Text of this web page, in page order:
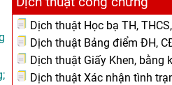
Dịch thuật Học bạ TH,
Dịch thuật Bảng điểm ĐH,
Dịch thuật Giấy Khen, bằng
Dịch thuật Xác nhận tình